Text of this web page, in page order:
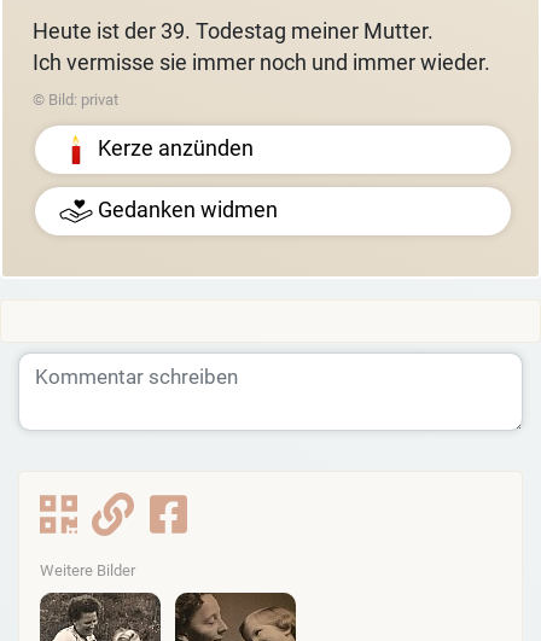
Heute ist der 39. Todestag meiner Mutter.
Ich vermisse sie immer noch und immer wieder.
© Bild: privat
Kerze anzünden
Gedanken widmen
Weitere Bilder